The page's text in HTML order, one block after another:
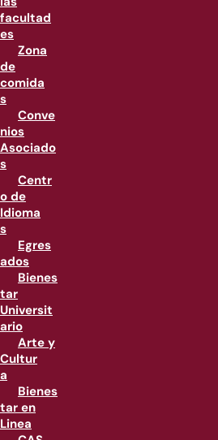
facultad
es
Zona
de
comida
s
Conve
nios
Asociado
s
Centr
o de
Idioma
s
Egres
ados
Bienes
tar
Universit
ario
Arte y
Cultur
a
Bienes
tar en
Linea